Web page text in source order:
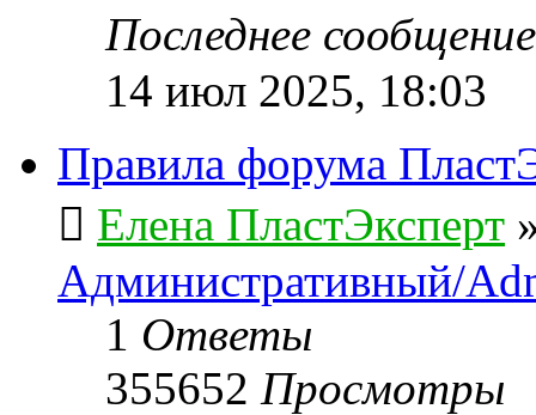
Последнее
14 июл 2025, 18:03
Правила форума
Елена ПластЭксперт
Административный/
1 Ответы
355652 Просмотры